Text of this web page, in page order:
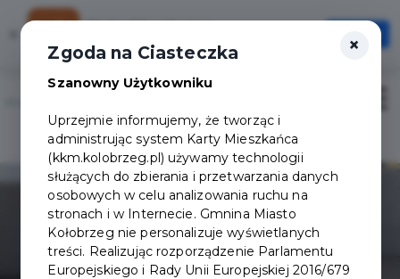
Szybciej, wygodniej, zawsze pod ręką
Otwórz
Logowanie/Rejestracja
×
Zgoda na Ciasteczka
Szanowny Użytkowniku
Uprzejmie informujemy, że tworząc i
administrując system Karty Mieszkańca
(kkm.kolobrzeg.pl) używamy technologii
służących do zbierania i przetwarzania danych
osobowych w celu analizowania ruchu na
stronach i w Internecie. Gmnina Miasto
Kołobrzeg nie personalizuje wyświetlanych
treści. Realizując rozporządzenie Parlamentu
Europejskiego i Rady Unii Europejskiej 2016/679